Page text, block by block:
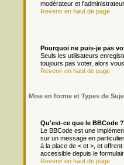
modérateur et
Revenir en haut de page
Pourquoi ne puis-je pas
Seuls les utilisateurs
toujours pas voter, alors
Revenir en haut de page
Mise en forme et Types de
Qu'est-ce que le BBCode ?
Le BBCode est une
sur un message en
à la place de < et >, et
accessible depuis le
Revenir en haut de page